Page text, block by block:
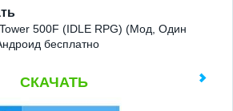
500F (IDLE RPG) (Мод, Один
бесплатно
СКАЧАТЬ